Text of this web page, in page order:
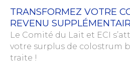
TRANSFORMEZ VOTRE
REVENU
Le Comité du Lait et ECI
votre surplus de colostrum
traite !